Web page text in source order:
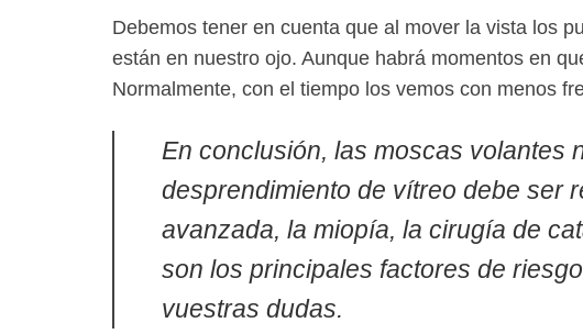
Debemos tener en cuenta que al mover la vista los
están en nuestro ojo. Aunque habrá momentos en
Normalmente, con el tiempo los vemos con menos
En conclusión, las moscas volantes
desprendimiento de vítreo debe ser
avanzada, la miopía, la cirugía de
son los principales factores de
vuestras dudas.